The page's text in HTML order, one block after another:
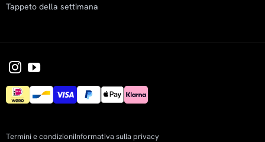
Tappeto della settimana
Termini e condizioniInformativa sulla privacy